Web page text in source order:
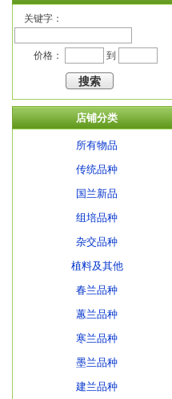
关键字：
价格： 到
店铺分类
所有物品
传统品种
国兰新品
组培品种
杂交品种
植料及其他
春兰品种
蕙兰品种
寒兰品种
墨兰品种
建兰品种